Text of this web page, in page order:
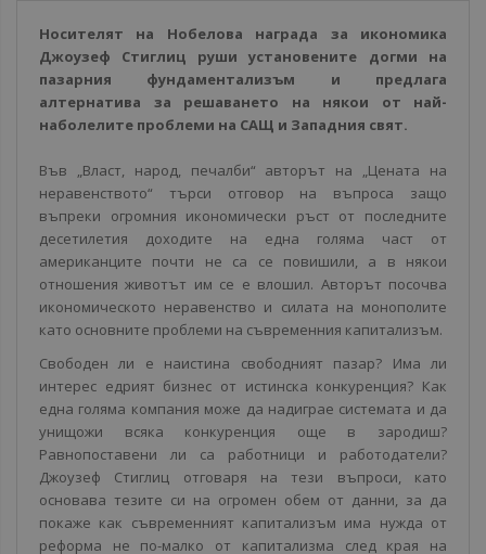
Носителят на Нобелова награда за икономика
Джоузеф Стиглиц руши установените догми на
пазарния фундаментализъм и предлага
алтернатива за решаването на някои от най-
наболелите проблеми на САЩ и Западния свят.
Във „Власт, народ, печалби“ авторът на „Цената на
неравенството“ търси отговор на въпроса защо
въпреки огромния икономически ръст от последните
десетилетия доходите на една голяма част от
американците почти не са се повишили, а в някои
отношения животът им се е влошил. Авторът посочва
икономическото неравенство и силата на монополите
като основните проблеми на съвременния капитализъм.
Свободен ли е наистина свободният пазар? Има ли
интерес едрият бизнес от истинска конкуренция? Как
една голяма компания може да надиграе системата и да
унищожи всяка конкуренция още в зародиш?
Равнопоставени ли са работници и работодатели?
Джоузеф Стиглиц отговаря на тези въпроси, като
основава тезите си на огромен обем от данни, за да
покаже как съвременният капитализъм има нужда от
реформа не по-малко от капитализма след края на